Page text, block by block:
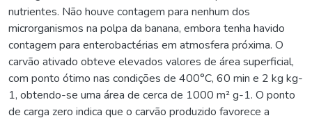
nutrientes. Não houve contagem para nenhum dos
microrganismos na polpa da banana, embora tenha havido
contagem para enterobactérias em atmosfera próxima. O
carvão ativado obteve elevados valores de área superficial,
com ponto ótimo nas condições de 400°C, 60 min e 2 kg kg-
1, obtendo-se uma área de cerca de 1000 m² g-1. O ponto
de carga zero indica que o carvão produzido favorece a